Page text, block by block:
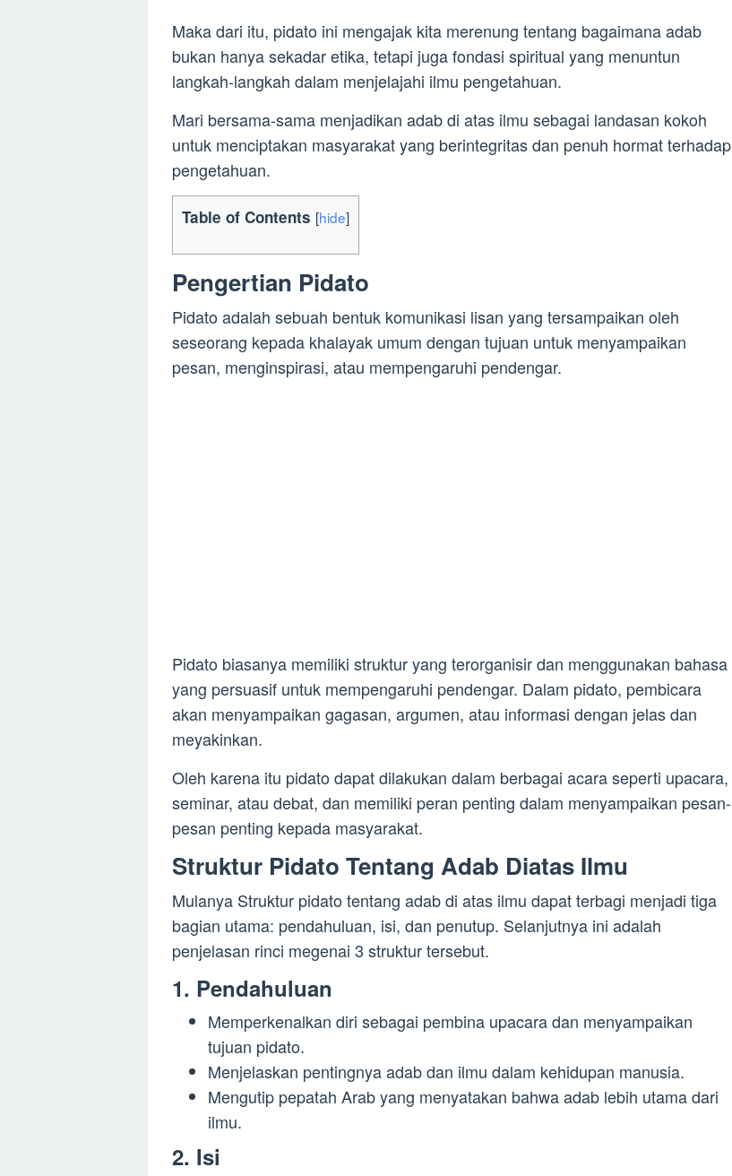
Maka dari itu, pidato ini mengajak kita merenung tentang bagaimana adab
bukan hanya sekadar etika, tetapi juga fondasi spiritual yang menuntun
langkah-langkah dalam menjelajahi ilmu pengetahuan.
Mari bersama-sama menjadikan adab di atas ilmu sebagai landasan kokoh
untuk menciptakan masyarakat yang berintegritas dan penuh hormat terhadap
pengetahuan.
Table of Contents [hide]
Pengertian Pidato
Pidato adalah sebuah bentuk komunikasi lisan yang tersampaikan oleh
seseorang kepada khalayak umum dengan tujuan untuk menyampaikan
pesan, menginspirasi, atau mempengaruhi pendengar.
Pidato biasanya memiliki struktur yang terorganisir dan menggunakan bahasa
yang persuasif untuk mempengaruhi pendengar. Dalam pidato, pembicara
akan menyampaikan gagasan, argumen, atau informasi dengan jelas dan
meyakinkan.
Oleh karena itu pidato dapat dilakukan dalam berbagai acara seperti upacara,
seminar, atau debat, dan memiliki peran penting dalam menyampaikan pesan-
pesan penting kepada masyarakat.
Struktur Pidato Tentang Adab Diatas Ilmu
Mulanya Struktur pidato tentang adab di atas ilmu dapat terbagi menjadi tiga
bagian utama: pendahuluan, isi, dan penutup. Selanjutnya ini adalah
penjelasan rinci megenai 3 struktur tersebut.
1. Pendahuluan
Memperkenalkan diri sebagai pembina upacara dan menyampaikan
tujuan pidato.
Menjelaskan pentingnya adab dan ilmu dalam kehidupan manusia.
Mengutip pepatah Arab yang menyatakan bahwa adab lebih utama dari
ilmu.
2. Isi